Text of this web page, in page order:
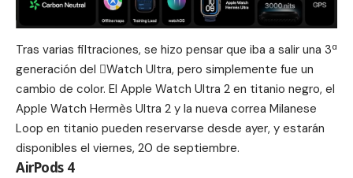
Tras varias filtraciones, se hizo pensar que iba a salir una 3ª
generación del Watch Ultra, pero simplemente fue un
cambio de color. El Apple Watch Ultra 2 en titanio negro, el
Apple Watch Hermès Ultra 2 y la nueva correa Milanese
Loop en titanio pueden reservarse desde ayer, y estarán
disponibles el viernes, 20 de septiembre.
AirPods 4